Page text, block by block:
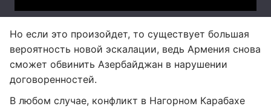
Но если это произойдет, то существует большая
вероятность новой эскалации, ведь Армения снова
сможет обвинить Азербайджан в нарушении
договоренностей.
В любом случае, конфликт в Нагорном Карабахе